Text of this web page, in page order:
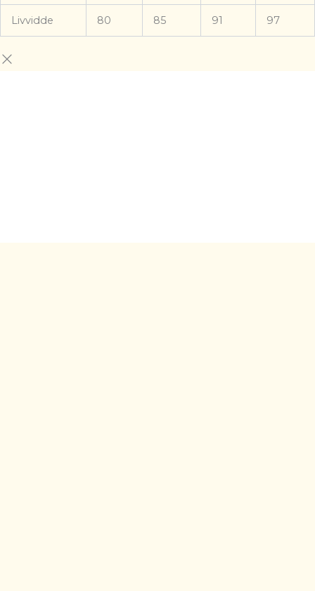
Livvidde 80 85 91 97